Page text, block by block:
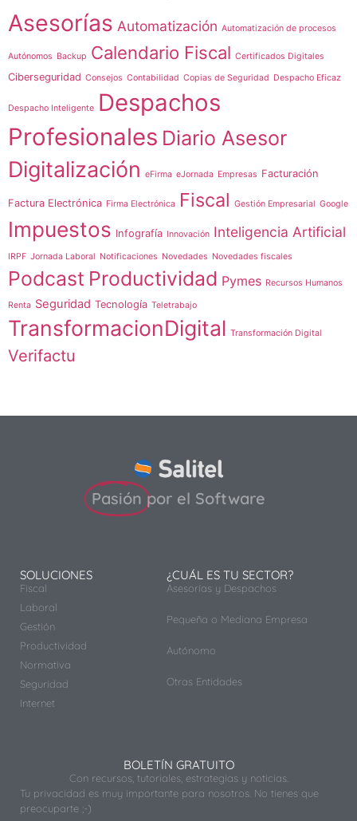
Asesorías Automatización Automatización de procesos
Autónomos Backup Calendario Fiscal Certificados Digitales
Ciberseguridad Consejos Contabilidad Copias de Seguridad Despacho Eficaz
Despacho Inteligente Despachos
Profesionales Diario Asesor
Digitalización eFirma eJornada Empresas Facturación
Factura Electrónica Firma Electrónica Fiscal Gestión Empresarial Google
Impuestos Infografía Innovación Inteligencia Artificial
IRPF Jornada Laboral Notificaciones Novedades Novedades fiscales
Podcast Productividad Pymes Recursos Humanos
Renta Seguridad Tecnología Teletrabajo
TransformacionDigital Transformación Digital
Verifactu
Pasión por el Software
SOLUCIONES
Fiscal
Laboral
Gestión
Productividad
Normativa
Seguridad
Internet
¿CUÁL ES TU SECTOR?
Asesorías y Despachos
Pequeña o Mediana Empresa
Autónomo
Otras Entidades
BOLETÍN GRATUITO
Con recursos, tutoriales, estrategias y noticias.
Tu privacidad es muy importante para nosotros. No tienes que
preocuparte ;-)